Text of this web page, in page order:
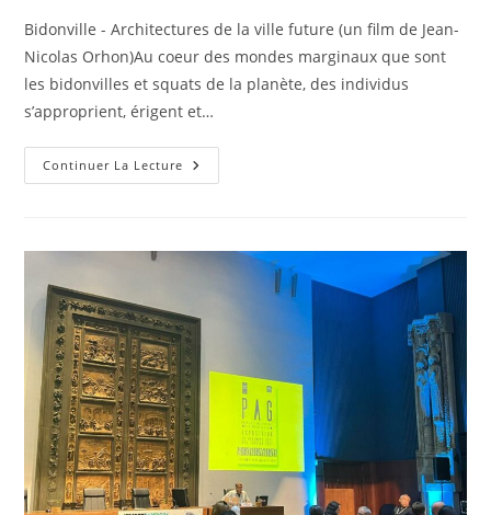
Bidonville - Architectures de la ville future (un film de Jean-
Nicolas Orhon)Au coeur des mondes marginaux que sont
les bidonvilles et squats de la planète, des individus
s’approprient, érigent et…
Continuer La Lecture Café
Archi
Architectures
Future